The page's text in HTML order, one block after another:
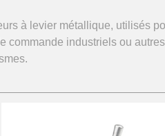
à levier métallique, utilisés
commande industriels ou autres